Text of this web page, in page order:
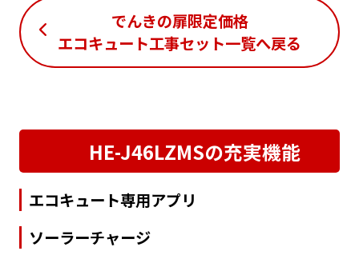
でんきの扉限定価格
エコキュート工事セット一覧へ戻る
HE-J46LZMSの充実機能
エコキュート専用アプリ
ソーラーチャージ